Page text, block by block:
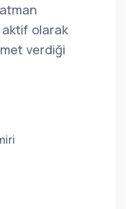
olarak
verdiği